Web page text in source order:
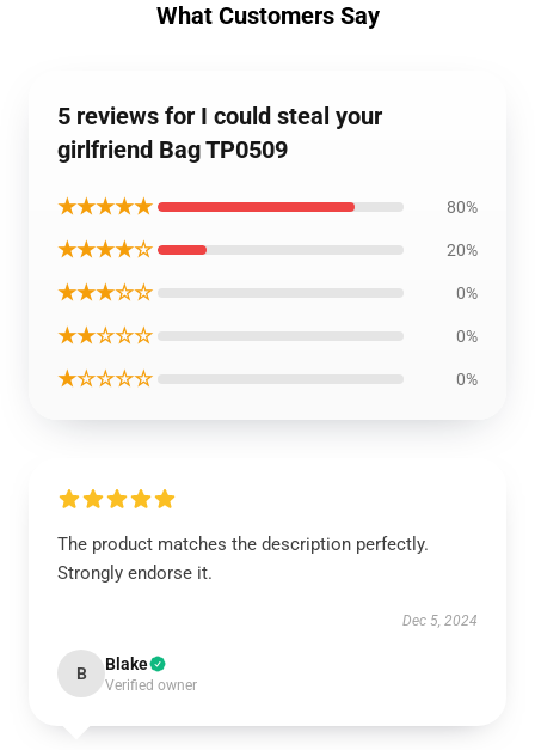
What Customers Say
5 reviews for I could steal your
girlfriend Bag TP0509
★★★★★ 80%
★★★★☆ 20%
★★★☆☆ 0%
★★☆☆☆ 0%
★☆☆☆☆ 0%
The product matches the description perfectly.
Strongly endorse it.
Dec 5, 2024
B Blake
Verified owner